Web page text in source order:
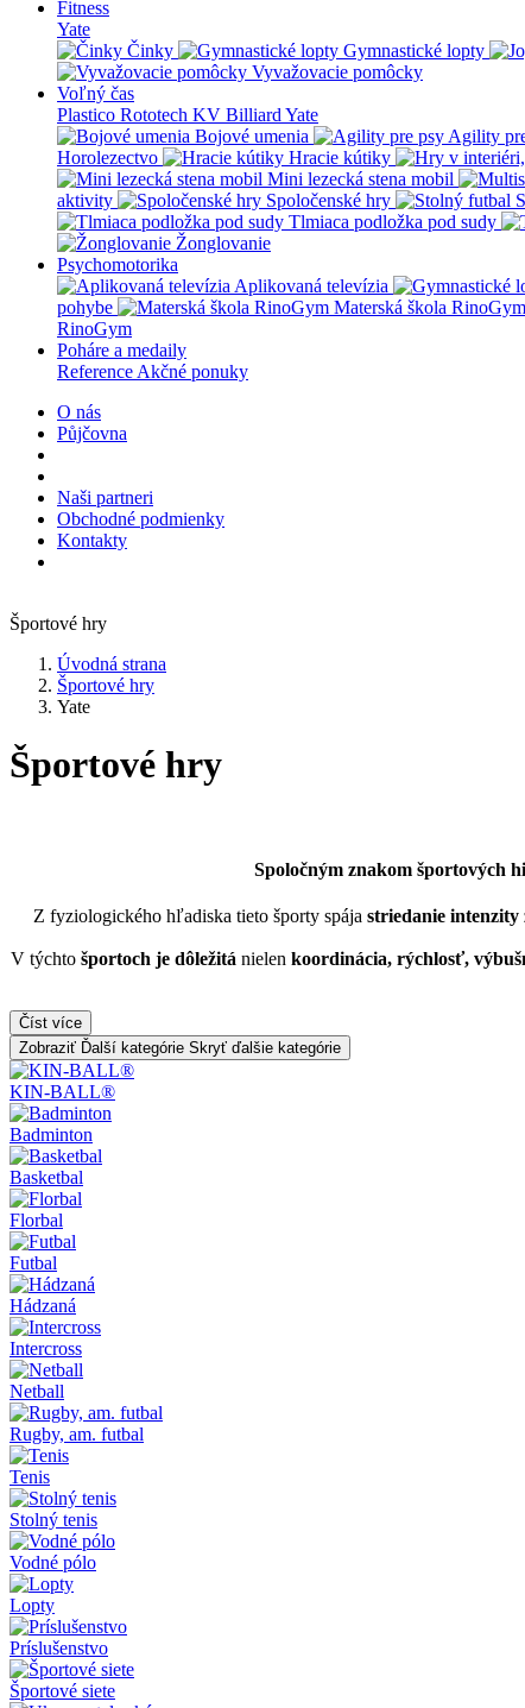
Fitness
Yate
Činky
Gymnastické lopty
Vyvažovacie pomôcky
Voľný čas
Plastico Rototech KV Billiard Yate
Bojové umenia
Agility
Horolezectvo
Hracie kútiky
Mini lezecká stena mobil
aktivity
Spoločenské hry
Tlmiaca podložka pod sudy
Žonglovanie
Psychomotorika
Aplikovaná televízia
pohybe
Materská škola RinoGym
RinoGym
Poháre a medaily
Reference Akčné ponuky
O nás
Půjčovna
Naši partneri
Obchodné podmienky
Kontakty
Športové hry
Úvodná strana
Športové hry
Yate
Športové hry
Spoločným znakom športových
Z fyziologického hľadiska tieto športy spája striedanie intenzity
V týchto športoch je dôležitánielen koordinácia, rýchlosť,
Číst více
Zobraziť Ďalší kategórie Skryť ďalšie kategórie
KIN-BALL®
Badminton
Basketbal
Florbal
Futbal
Hádzaná
Intercross
Netball
Rugby, am. futbal
Tenis
Stolný tenis
Vodné pólo
Lopty
Príslušenstvo
Športové siete